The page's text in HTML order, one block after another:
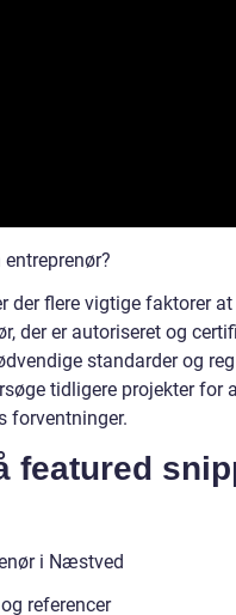
der flere vigtige faktorer at
der er autoriseret og
standarder og
tidligere projekter for
forventninger.
featured
i Næstved
referencer